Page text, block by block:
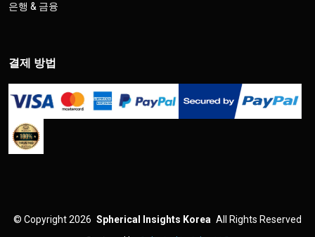
은행 & 금융
결제 방법
© Copyright 2026 Spherical Insights Korea All Rights Reserved